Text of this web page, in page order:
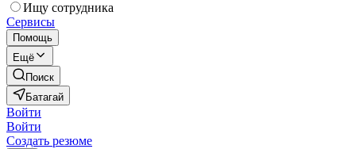
Ищу сотрудника
Сервисы
Помощь
Ещё
Поиск
Батагай
Войти
Войти
Создать резюме